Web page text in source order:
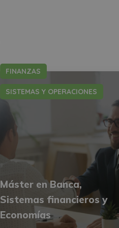
FINANZAS
SISTEMAS Y OPERACIONES
Máster en Banca,
Sistemas financieros y
Economías